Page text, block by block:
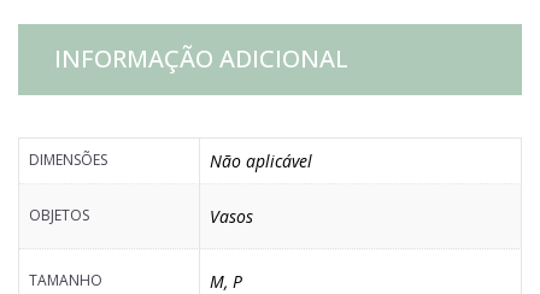
INFORMAÇÃO ADICIONAL
DIMENSÕES Não aplicável
OBJETOS Vasos
TAMANHO M, P